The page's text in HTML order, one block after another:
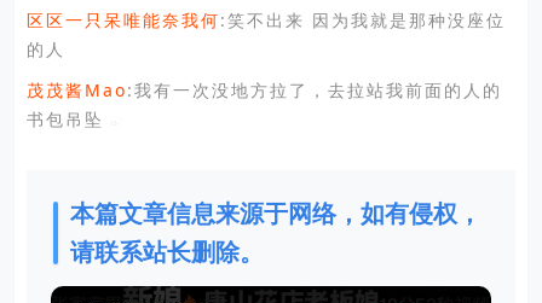
区区一只呆唯能奈我何:笑不出来 因为我就是那种没座位
的人
茂茂酱Mao:我有一次没地方拉了，去拉站我前面的人的
书包吊坠
本篇文章信息来源于网络，如有侵权，
请联系站长删除。